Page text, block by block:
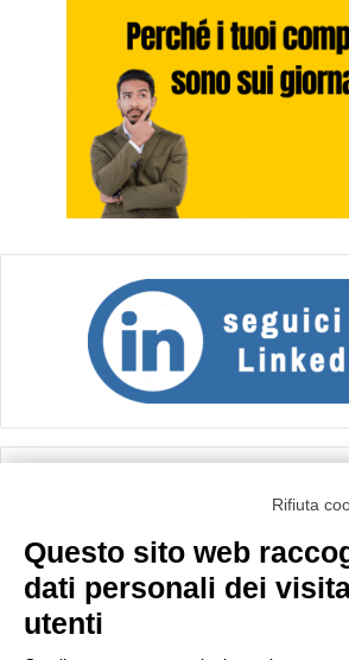
Importo netto (€):
Rifiuta
Questo sito web
dati personali dei
utenti